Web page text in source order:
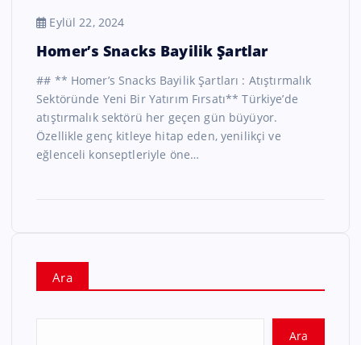
Eylül 22, 2024
Homer’s Snacks Bayilik Şartlar
## ** Homer’s Snacks Bayilik Şartları : Atıştırmalık
Sektöründe Yeni Bir Yatırım Fırsatı** Türkiye’de
atıştırmalık sektörü her geçen gün büyüyor.
Özellikle genç kitleye hitap eden, yenilikçi ve
eğlenceli konseptleriyle öne…
Ara
Ara